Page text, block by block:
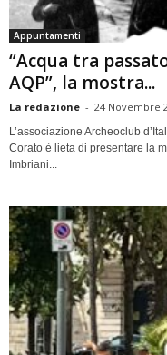
Appuntamenti
“Acqua tra
AQP”, la mostra...
La redazione - 24 Novembre
L’associazione Archeoclub
Corato è lieta di presentare la
Imbriani...